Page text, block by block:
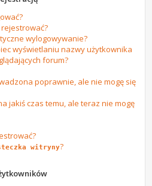
wylogowywanie?
wyświetlaniu nazwy użytkownika
forum?
poprawnie, ale nie mogę się
jakiś czas temu, ale teraz nie mogę
witryny?